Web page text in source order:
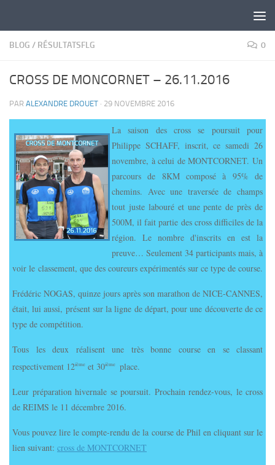
BLOG / RÉSULTATSFLG 0
CROSS DE MONCORNET – 26.11.2016
PAR ALEXANDRE DROUET · 29 NOVEMBRE 2016
La saison des cross se poursuit pour
Philippe SCHAFF, inscrit, ce samedi 26
novembre, à celui de MONTCORNET. Un
parcours de 8KM composé à 95% de
chemins. Avec une traversée de champs
tout juste labouré et une pente de près de
500M, il fait partie des cross difficiles de la
région. Le nombre d'inscrits en est la
preuve… Seulement 34 participants mais, à
voir le classement, que des coureurs expérimentés sur ce type de course.
Frédéric NOGAS, quinze jours après son marathon de NICE-CANNES,
était, lui aussi, présent sur la ligne de départ, pour une découverte de ce
type de compétition.
Tous les deux réalisent une très bonne course en se classant
respectivement 12ième et 30ième place.
Leur préparation hivernale se poursuit. Prochain rendez-vous, le cross
de REIMS le 11 décembre 2016.
Vous pouvez lire le compte-rendu de la course de Phil en cliquant sur le
lien suivant: cross de MONTCORNET